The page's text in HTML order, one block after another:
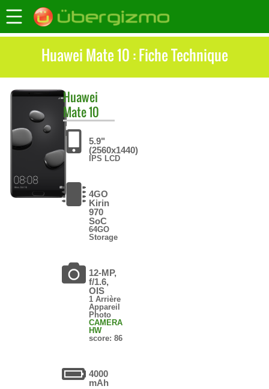
Huawei Mate 10 : Fiche Technique
Huawei
Mate 10
5.9"
(2560x1440)
IPS LCD
4GO
Kirin
970
SoC
64GO
Storage
12-MP,
f/1.6,
OIS
1 Arrière
Appareil
Photo
CAMERA
HW
score: 86
4000
mAh